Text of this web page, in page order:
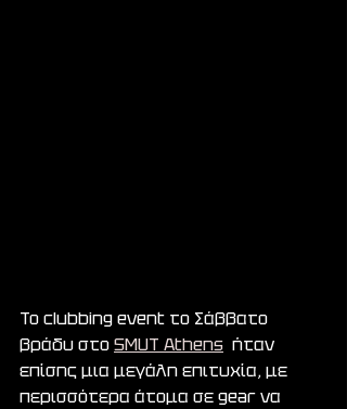
To clubbing event το Σάββατο
βράδυ στο SMUT Athens ήταν
επίσης μια μεγάλη επιτυχία, με
περισσότερα άτομα σε gear να